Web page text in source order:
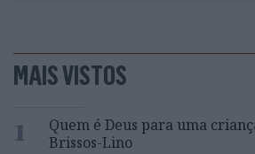
MAIS VISTOS
1
Quem é Deus para uma
Brissos-Lino